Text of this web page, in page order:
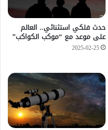
حدث فلكي استثنائي.. العالم
على موعد مع “موكب الكواكب”
2025-02-25